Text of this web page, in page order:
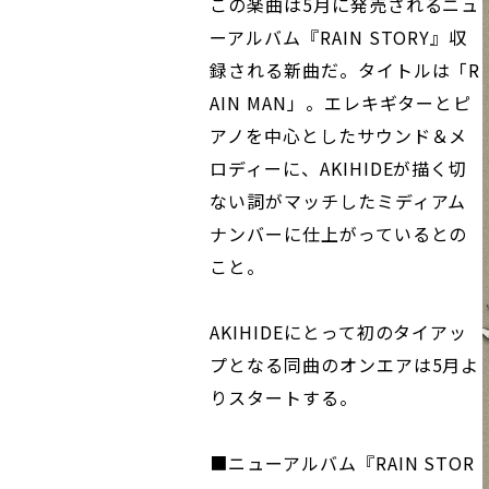
ーアルバム『RAIN STORY』収
録される新曲だ。タイトルは「R
AIN MAN」。エレキギターとピ
アノを中心としたサウンド＆メ
ロディーに、AKIHIDEが描く切
ない詞がマッチしたミディアム
ナンバーに仕上がっているとの
こと。
AKIHIDEにとって初のタイアッ
プとなる同曲のオンエアは5月よ
りスタートする。
■ニューアルバム『RAIN STOR